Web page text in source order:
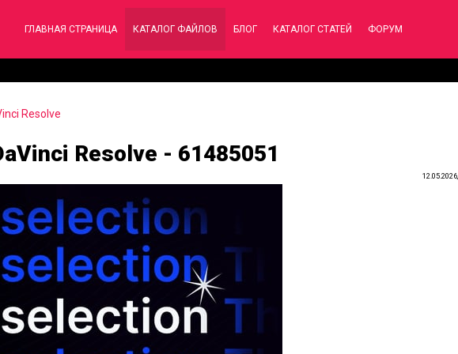
ГЛАВНАЯ СТРАНИЦА КАТАЛОГ ФАЙЛОВ БЛОГ КАТАЛОГ СТАТЕЙ ФОРУМ
Resolve
Resolve - 61485051